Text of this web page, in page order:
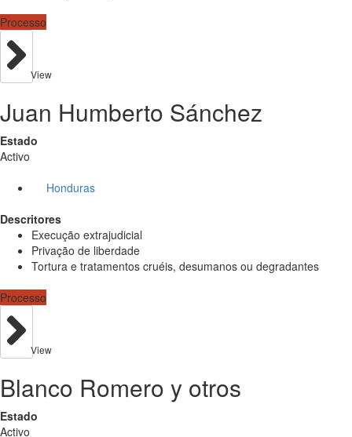
Processo
View
Juan Humberto Sánchez
Estado
Activo
Honduras
Descritores
Execução extrajudicial
Privação de liberdade
Tortura e tratamentos cruéis, desumanos ou degradantes
Processo
View
Blanco Romero y otros
Estado
Activo